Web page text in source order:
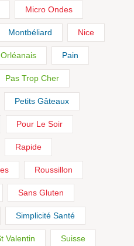
Micro Ondes
Montbéliard Nice
Orléanais Pain
Pas Trop Cher
Petits Gâteaux
Pour Le Soir
Rapide
Roussillon
Sans Gluten
Simplicité Santé
Valentin Suisse